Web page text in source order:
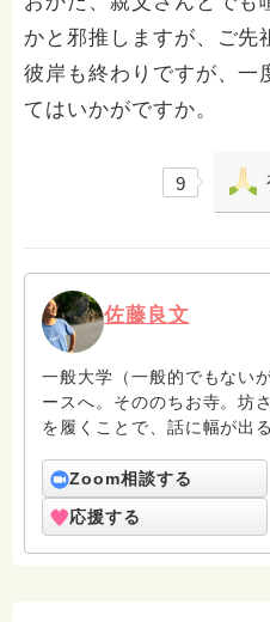
かと邪推しますが、ご先
彼岸も終わりですが、一
てはいかがですか。
9
佐藤良文
一般大学（一般的でもない
ースへ。そののちお寺。坊
を履くことで、話に幅が出
ています。子育てとか家族
て個人のものだなぁと感じ
Zoom相談する
応援する